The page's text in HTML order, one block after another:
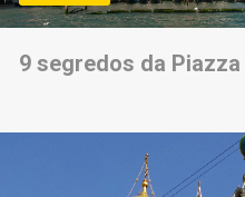
9 segredos da